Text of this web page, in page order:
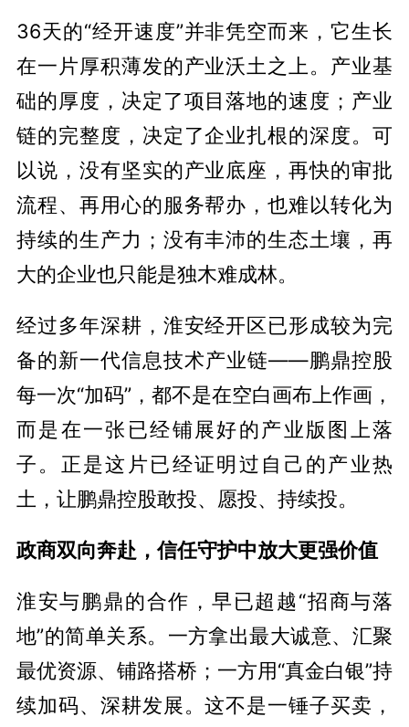
36天的“经开速度”并非凭空而来，它生长
在一片厚积薄发的产业沃土之上。产业基
础的厚度，决定了项目落地的速度；产业
链的完整度，决定了企业扎根的深度。可
以说，没有坚实的产业底座，再快的审批
流程、再用心的服务帮办，也难以转化为
持续的生产力；没有丰沛的生态土壤，再
大的企业也只能是独木难成林。
经过多年深耕，淮安经开区已形成较为完
备的新一代信息技术产业链——鹏鼎控股
每一次“加码”，都不是在空白画布上作画，
而是在一张已经铺展好的产业版图上落
子。正是这片已经证明过自己的产业热
土，让鹏鼎控股敢投、愿投、持续投。
政商双向奔赴，信任守护中放大更强价值
淮安与鹏鼎的合作，早已超越“招商与落
地”的简单关系。一方拿出最大诚意、汇聚
最优资源、铺路搭桥；一方用“真金白银”持
续加码、深耕发展。这不是一锤子买卖，